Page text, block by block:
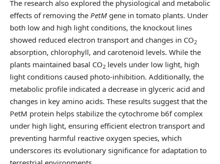
The research also explored the physiological and metabolic
effects of removing the PetM gene in tomato plants. Under
both low and high light conditions, the knockout lines
showed reduced electron transport and changes in CO2
absorption, chlorophyll, and carotenoid levels. While the
plants maintained basal CO2 levels under low light, high
light conditions caused photo-inhibition. Additionally, the
metabolic profile indicated a decrease in glyceric acid and
changes in key amino acids. These results suggest that the
PetM protein helps stabilize the cytochrome b6f complex
under high light, ensuring efficient electron transport and
preventing harmful reactive oxygen species, which
underscores its evolutionary significance for adaptation to